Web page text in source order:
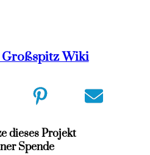
Wiki
dieses Projekt
Spende